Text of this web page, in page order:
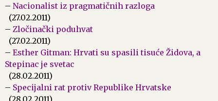
– Nacionalist iz pragmatičnih razloga
(27.02.2011)
– Zločinački poduhvat
(27.02.2011)
– Esther Gitman: Hrvati su spasili tisuće Židova, a
Stepinac je svetac
(28.02.2011)
– Specijalni rat protiv Republike Hrvatske
(28.02.2011)